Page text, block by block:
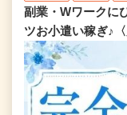
副業・Wワークに
ツお小遣い稼ぎ♪〈